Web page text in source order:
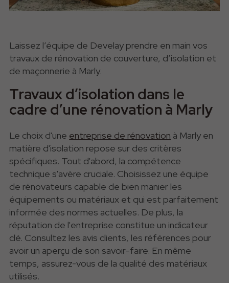
Laissez l’équipe de Develay prendre en main vos
travaux de rénovation de couverture, d’isolation et
de maçonnerie à Marly.
Travaux d’isolation dans le
cadre d’une rénovation à Marly
Le choix d'une entreprise de rénovation à Marly en
matière d'isolation repose sur des critères
spécifiques. Tout d'abord, la compétence
technique s'avère cruciale. Choisissez une équipe
de rénovateurs capable de bien manier les
équipements ou matériaux et qui est parfaitement
informée des normes actuelles. De plus, la
réputation de l'entreprise constitue un indicateur
clé. Consultez les avis clients, les références pour
avoir un aperçu de son savoir-faire. En même
temps, assurez-vous de la qualité des matériaux
utilisés.